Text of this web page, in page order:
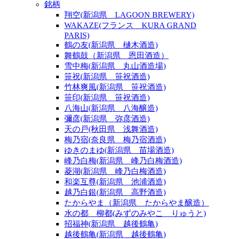
銘柄
翔空(新潟県 LAGOON BREWERY)
WAKAZE(フランス KURA GRAND
PARIS)
鶴の友(新潟県 樋木酒造)
舞鶴鼓（新潟県 恩田酒造）
雪中梅(新潟県 丸山酒造場)
笹祝(新潟県 笹祝酒造)
竹林爽風(新潟県 笹祝酒造)
笹印(新潟県 笹祝酒造)
八海山(新潟県 八海醸造)
彌彦(新潟県 弥彦酒造)
天の戸(秋田県 浅舞酒造)
梅乃宿(奈良県 梅乃宿酒造)
ゆきのまゆ(新潟県 苗場酒造)
峰乃白梅(新潟県 峰乃白梅酒造)
菱湖(新潟県 峰乃白梅酒造)
和楽互尊(新潟県 池浦酒造)
越乃白銀(新潟県 高野酒造)
たからやま（新潟県 たからやま醸造）
水の都 柳都(みずのみやこ りゅうと)
招福神(新潟県 越後鶴亀)
越後鶴亀(新潟県 越後鶴亀)